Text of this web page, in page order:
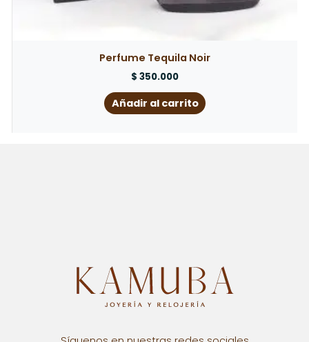
Perfume Tequila Noir
$ 350.000
Añadir al carrito